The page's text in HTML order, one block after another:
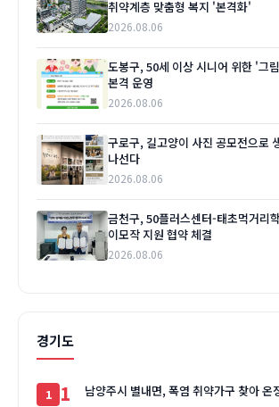
취약계층 맞춤형 복지 '본격화'
2026.08.06
도봉구, 50세 이상 시니어 위한 '그
본격 운영
2026.08.06
구로구, 길고양이 사진 공모전으로
나선다
2026.08.06
금천구, 50플러스센터-태초먹거리
이모작 지원 협약 체결
2026.08.06
경기도
1 남양주시 별내면, 폭염 취약가구 찾아 온